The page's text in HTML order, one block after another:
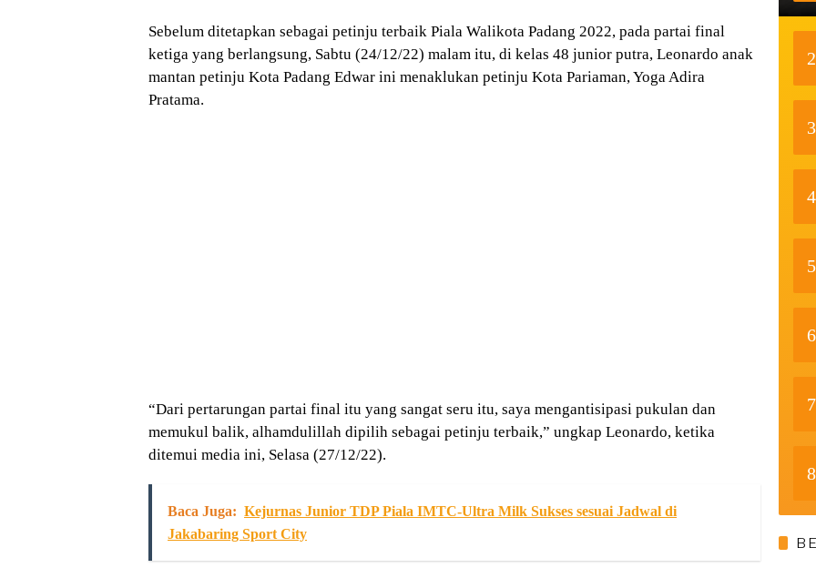
Sebelum ditetapkan sebagai petinju terbaik Piala Walikota Padang 2022, pada partai final
ketiga yang berlangsung, Sabtu (24/12/22) malam itu, di kelas 48 junior putra, Leonardo anak
mantan petinju Kota Padang Edwar ini menaklukan petinju Kota Pariaman, Yoga Adira
Pratama.
“Dari pertarungan partai final itu yang sangat seru itu, saya mengantisipasi pukulan dan
memukul balik, alhamdulillah dipilih sebagai petinju terbaik,” ungkap Leonardo, ketika
ditemui media ini, Selasa (27/12/22).
Baca Juga: Kejurnas Junior TDP Piala IMTC-Ultra Milk Sukses sesuai Jadwal di
Jakabaring Sport City
2
3
4
5
6
7
8